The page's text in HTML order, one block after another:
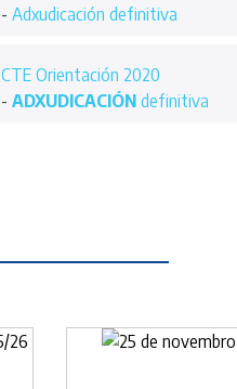
- Adxudicación definitiva
CTE Orientación 2020
- ADXUDICACIÓNdefinitiva